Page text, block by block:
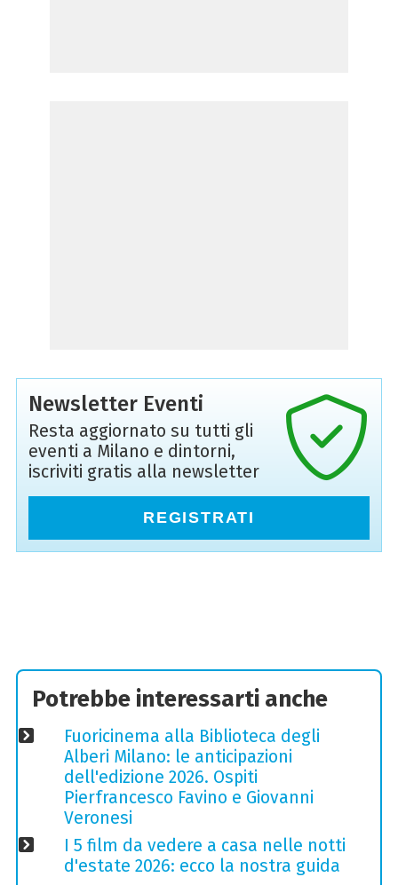
Newsletter Eventi
Resta aggiornato su tutti gli
eventi a Milano e dintorni,
iscriviti gratis alla newsletter
REGISTRATI
Potrebbe interessarti anche
Fuoricinema alla Biblioteca degli
Alberi Milano: le anticipazioni
dell'edizione 2026. Ospiti
Pierfrancesco Favino e Giovanni
Veronesi
I 5 film da vedere a casa nelle notti
d'estate 2026: ecco la nostra guida